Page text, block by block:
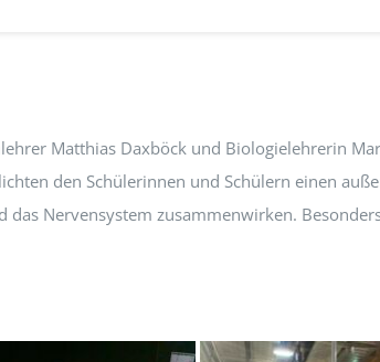
Matthias Daxböck und Biologielehrerin
den Schülerinnen und Schülern einen
Nervensystem zusammenwirken.